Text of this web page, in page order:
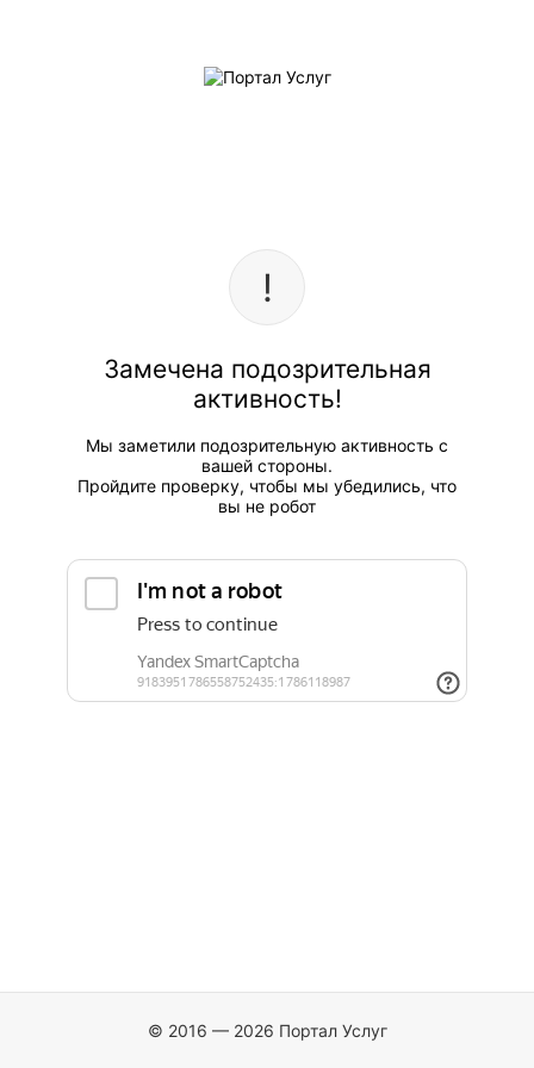
Замечена подозрительная
активность!
Мы заметили подозрительную активность с
вашей стороны.
Пройдите проверку, чтобы мы убедились, что
вы не робот
© 2016 — 2026 Портал Услуг